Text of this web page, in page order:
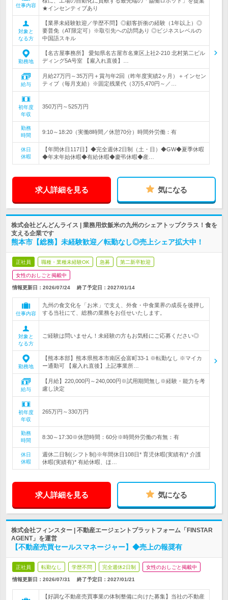
仕事内容
★インセンティブあり
対象と
なる方
【業界未経験歓迎／学歴不問】◎顧客折衝の経験（1年以上）◎
要普免（AT限定可）※取引先への訪問あり ◎ビジネスレベルの
中国語スキル
勤務地
【名古屋事務所】 愛知県名古屋市名東区上社2-210 北村第二ビル
ディング5A号室 【雇入れ直後】…
給与
月給27万円～35万円＋賞与年2回（昨年度実績2ヶ月）＋インセン
ティブ（毎月支給）※固定残業代（3万5,470円～／…
初年度
年収
350万円～525万円
勤務
時間
9:10～18:20（実働8時間／休憩70分）時間外労働：有
休日
休暇
【年間休日117日】◆完全週休2日制（土・日）◆GW◆夏季休暇
◆年末年始休暇◆有給休暇◆慶弔休暇◆産…
求人詳細を見る 気になる
株式会社どんどんライス | 業務用炊飯米の九州のシェアトップクラス！食を
支える企業です
熊本市【総務】未経験歓迎／転勤なし◎売上シェア拡大中！
正社員 職種・業種未経験OK 急募 第二新卒歓迎
女性のおしごと掲載中
情報更新日：2026/07/24 終了予定日： 2027/01/14
仕事内容
九州の食文化を「お米」で支え、外食・中食業界の成長を後押し
する当社にて、総務の業務をお任せいたします。
対象と
なる方
ご経験は問いません！未経験の方もお気軽にご応募ください◎
勤務地
【熊本本部】熊本県熊本市南区会富町33-1 ※転勤なし ※マイカ
ー通勤可 【雇入れ直後】上記事業所…
給与
【月給】220,000円～240,000円※試用期間無し※経験・能力を考
慮し決定
初年度
年収
265万円～330万円
勤務
時間
8:30～17:30※休憩時間：60分※時間外労働の有無：有
休日
休暇
週休二日制(シフト制)※年間休日108日* 育児休暇(実績有)* 介護
休暇(実績有)* 有給休暇、ほ…
求人詳細を見る 気になる
株式会社フィンスター | 不動産エージェントプラットフォーム「FINSTAR
AGENT」を運営
【不動産売買セールスマネージャー】◆売上の報奨有
正社員 転勤なし 学歴不問 完全週休2日制 女性のおしごと掲載中
情報更新日：2026/07/31 終了予定日： 2027/01/21
【好調な不動産売買事業の体制整備に向けた募集】当社の不動産